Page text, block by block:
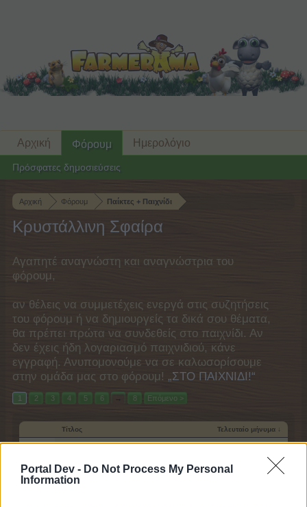
Portal Dev - Do Not Process My Personal
Information
Αρχική Φόρουμ Παίκτες + Παιχνίδι
Κρυστάλλινη Σφαίρα
Αγαπητέ αναγνώστη και αναγνώστρια του
φόρουμ,
αν θέλεις να συμμετέχεις ενεργά στις συζητήσεις
του φόρουμ ή να δημιουργείς τα δικά σου θέματα,
θα πρέπει πρώτα να συνδεθείς στο παιχνίδι. Αν
δεν έχεις ήδη λογαριασμό παιχνιδιού, κάνε
εγγραφή. Ανυπομονούμε να σε καλωσορίσουμε
στην ομάδα μας στο φόρουμ! „ΣΤΟ ΠΑΙΧΝΙΔΙ!“
1 2 3 4 5 6 → 8 Επόμενο >
Τίτλος Τελευταίο μήνυμα ↓
Επιστοφής της Γυάλινης σφαίρας
Απαντήσεις: 162 25/2/26
Κανόνες Κρυστάλλινης Σφαίρας
Αρχική Φόρουμ
Πρόσφατες δημοσιεύσεις
Ημερολόγιο